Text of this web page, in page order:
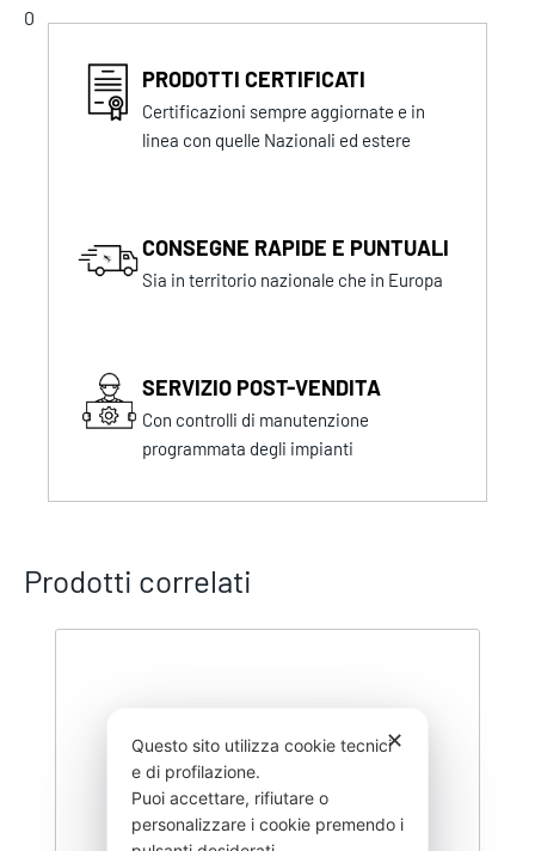
0
PRODOTTI CERTIFICATI
Certificazioni sempre aggiornate e in
linea con quelle Nazionali ed estere
CONSEGNE RAPIDE E PUNTUALI
Sia in territorio nazionale che in Europa
SERVIZIO POST-VENDITA
Con controlli di manutenzione
programmata degli impianti
Prodotti correlati
✕
Questo sito utilizza cookie tecnici
e di profilazione.
Puoi accettare, rifiutare o
personalizzare i cookie premendo i